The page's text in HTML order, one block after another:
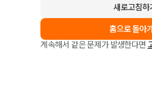
새로고침하
홈으로 돌아
계속해서 같은 문제가 발생한다면